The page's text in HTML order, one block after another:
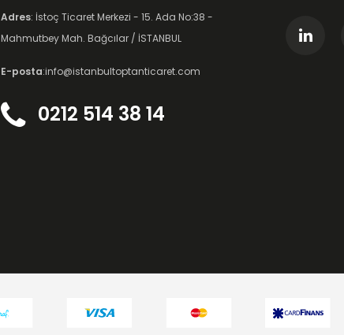
Adres: İstoç Ticaret Merkezi - 15. Ada No:38 -
Mahmutbey Mah. Bağcılar / İSTANBUL
E-posta:info@istanbultoptanticaret.com
0212 514 38 14